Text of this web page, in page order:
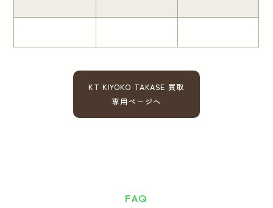
KT KIYOKO TAKASE 買取
専用ページへ
FAQ